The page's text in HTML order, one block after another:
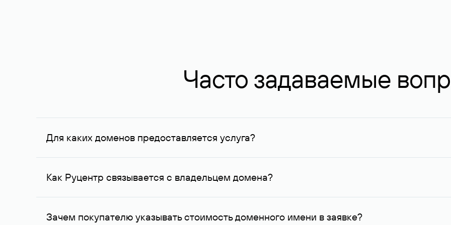
Часто задаваемые
Для каких доменов предоставляется услуга?
Услуга доступна для доменов, зарегистрированных в Руцентре и у других регистраторов. Для доменов,
Как Руцентр связывается с владельцем домена?
Для связи с владельцем домена используются его контактные данные, доступные Руцентру.
Зачем покупателю указывать стоимость доменного имени в заявке?